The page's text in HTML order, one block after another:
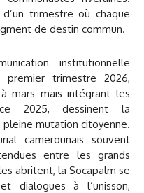
trimestre où chaque
de destin commun.
institutionnelle
premier trimestre 2026,
mars mais intégrant les
2025, dessinent la
pleine mutation citoyenne.
camerounais souvent
entre les grands
abritent, la Socapalm se
dialogues à l’unisson,